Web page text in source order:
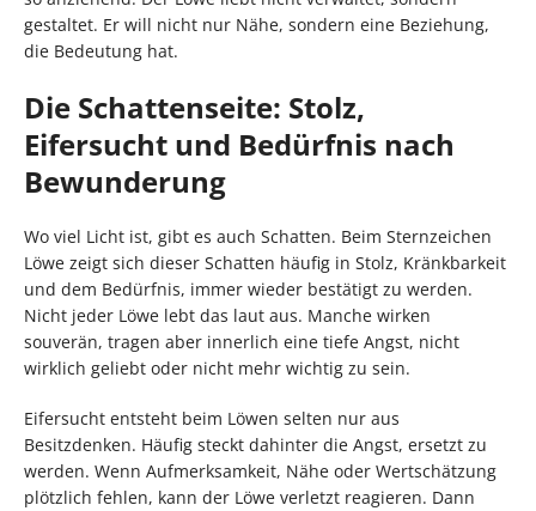
gestaltet. Er will nicht nur Nähe, sondern eine Beziehung,
die Bedeutung hat.
Die Schattenseite: Stolz,
Eifersucht und Bedürfnis nach
Bewunderung
Wo viel Licht ist, gibt es auch Schatten. Beim Sternzeichen
Löwe zeigt sich dieser Schatten häufig in Stolz, Kränkbarkeit
und dem Bedürfnis, immer wieder bestätigt zu werden.
Nicht jeder Löwe lebt das laut aus. Manche wirken
souverän, tragen aber innerlich eine tiefe Angst, nicht
wirklich geliebt oder nicht mehr wichtig zu sein.
Eifersucht entsteht beim Löwen selten nur aus
Besitzdenken. Häufig steckt dahinter die Angst, ersetzt zu
werden. Wenn Aufmerksamkeit, Nähe oder Wertschätzung
plötzlich fehlen, kann der Löwe verletzt reagieren. Dann